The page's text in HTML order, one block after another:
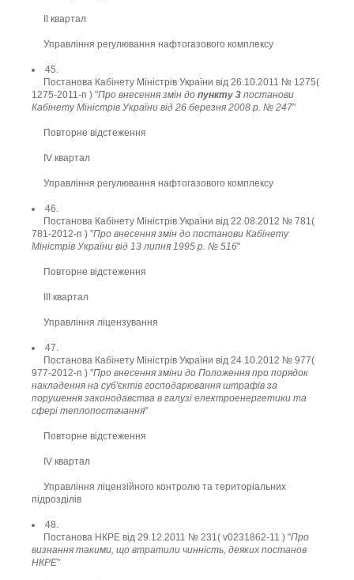
ІІ квартал
Управління регулювання нафтогазового комплексу
45.
Постанова Кабінету Міністрів України від 26.10.2011 № 1275(
1275-2011-п ) "Про внесення змін до пункту 3 постанови
Кабінету Міністрів України від 26 березня 2008 р. № 247"
Повторне відстеження
ІV квартал
Управління регулювання нафтогазового комплексу
46.
Постанова Кабінету Міністрів України від 22.08.2012 № 781(
781-2012-п ) "Про внесення змін до постанови Кабінету
Міністрів України від 13 липня 1995 р. № 516"
Повторне відстеження
ІІІ квартал
Управління ліцензування
47.
Постанова Кабінету Міністрів України від 24.10.2012 № 977(
977-2012-п ) "Про внесення зміни до Положення про порядок
накладення на суб'єктів господарювання штрафів за
порушення законодавства в галузі електроенергетики та
сфері теплопостачання"
Повторне відстеження
ІV квартал
Управління ліцензійного контролю та територіальних
підрозділів
48.
Постанова НКРЕ від 29.12.2011 № 231( v0231862-11 ) "Про
визнання такими, що втратили чинність, деяких постанов
НКРЕ"